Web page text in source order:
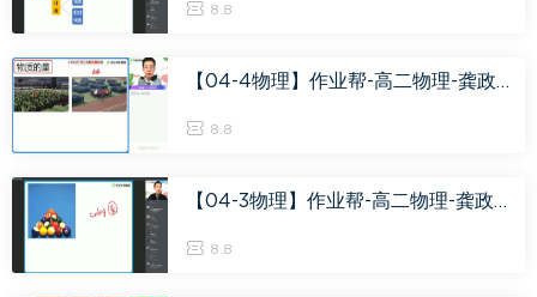
8.8
【04-4物理】作业帮-高二物理-龚政【春季班】2020 尖端班，百度网盘(33.37G)
8.8
【04-3物理】作业帮-高二物理-龚政【寒假班】2020 尖端班 新课改，百度网盘(10.50G)
8.8